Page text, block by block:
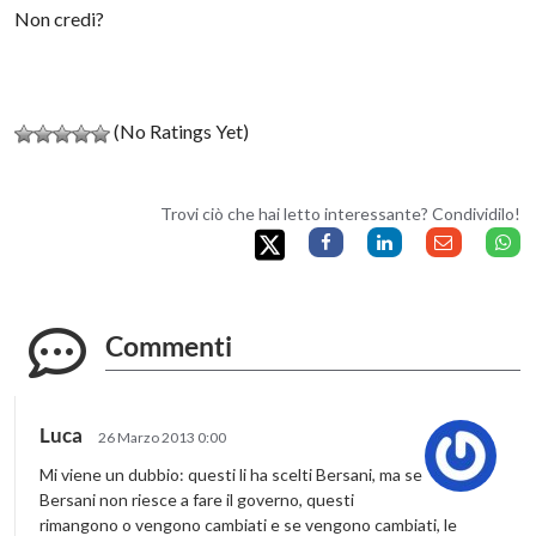
Non credi?
(No Ratings Yet)
Trovi ciò che hai letto interessante? Condividilo!
Commenti
Luca 26 Marzo 2013 0:00
Mi viene un dubbio: questi li ha scelti Bersani, ma se
Bersani non riesce a fare il governo, questi
rimangono o vengono cambiati e se vengono cambiati, le